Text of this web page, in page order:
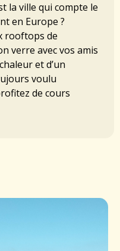
la ville qui compte le
en Europe ?
rooftops de
verre avec vos amis
et d’un
voulu
de cours